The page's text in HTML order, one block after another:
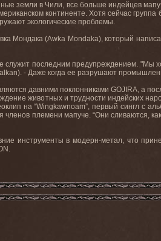
земли в Чили, все больше индейцев
континенте. Хотя сейчас
экологические проблемы.
Мондака (Awka Mondaka), который
последним предупреждением. "Мы
- Даже когда ее разрушают
давними поклонниками GOJIRA, а
животных и трудности индейских
на “Wingkawnoam”, первый сингл с
членов племени мапуче. “Они сливаются,
инструменты в модерн-метал, что